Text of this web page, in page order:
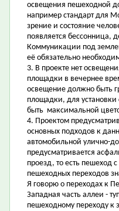
освещения пешеходной
например стандарт для
зрение и состояние
появляется бессонница,
Коммуникации под
её обязательно
3. В проекте нет
площадки в вечернее
освещение должно быть
площадки, для
быть максимальной
4. Проектом
основных подходов к
автомобильной улично-
предусматривается
проезд, то есть пешеход
пешеходных переходов
Я говорю о переходах к
Западная часть аллеи -
пешеходному переходу к